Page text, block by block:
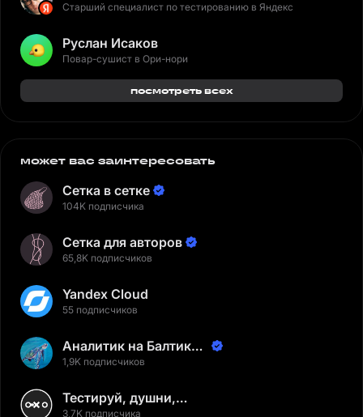
Старший специалист по тестированию в Яндекс
Руслан Исаков
Повар-сушист в Ори-нори
посмотреть всех
может вас заинтересовать
Сетка в сетке
104K подписчика
Сетка для авторов
65,8K подписчиков
Yandex Cloud
55 подписчиков
Аналитик на Балтике |
Неверов Станислав
1,9K подписчиков
Тестируй, душни,
3,7K подписчика